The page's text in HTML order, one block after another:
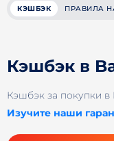
КЭШБЭК ПРАВИЛА
Кэшбэк в
Кэшбэк за покупки
Изучите наши